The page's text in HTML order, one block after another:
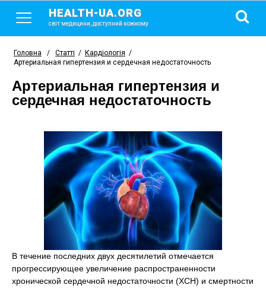
HEALTH-UA.ORG
світ медицини, доступний кожному
Головна / Статті / Кардіологія /
Артериальная гипертензия и сердечная недостаточность
Артериальная гипертензия и
сердечная недостаточность
В течение последних двух десятилетий отмечается
прогрессирующее увеличение распространенности
хронической сердечной недостаточности (ХСН) и смертности